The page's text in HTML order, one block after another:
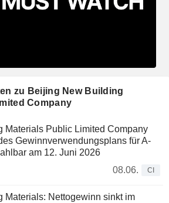
zu Beijing New Building
Company
Materials Public Limited Company
Gewinnverwendungsplans für A-
am 12. Juni 2026
08.06.
CI
Materials: Nettogewinn sinkt im